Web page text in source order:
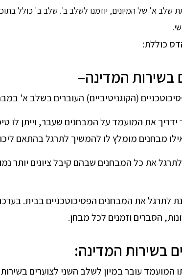
שלב א' של המיונים, יוזמנו לשלב ב'. שלב ב' כולל
כוללת:
בשירות המדינה–
(הקוגניטיביים) העוברים בשלב א'
ידריך את המועמד על המבחנים שעבר, וייתן לו
מבחנים מומלץ לו להמשיך לתרגל בהתאם
את כל המבחנים שבהם קיבל ציונים יותר
לתרגל את המבחנים הפסיכוטכניים בבית.
הסברים וזמנים לכל מבחן.
בשירות המדינה:
עובר במיון לשלב השני לצוערים בשירות